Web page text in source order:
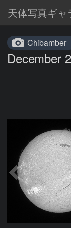
天体写真ギャ
Chibamber
December